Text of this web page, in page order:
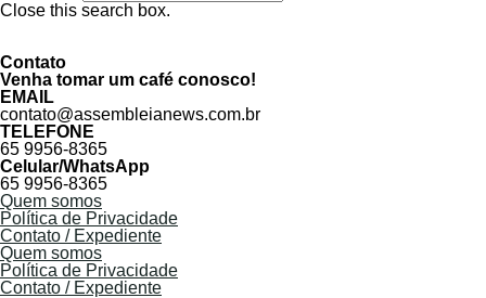
Close this search box.
Contato
Venha tomar um café conosco!
EMAIL
contato@assembleianews.com.br
TELEFONE
65 9956-8365
Celular/WhatsApp
65 9956-8365
Quem somos
Política de Privacidade
Contato / Expediente
Quem somos
Política de Privacidade
Contato / Expediente